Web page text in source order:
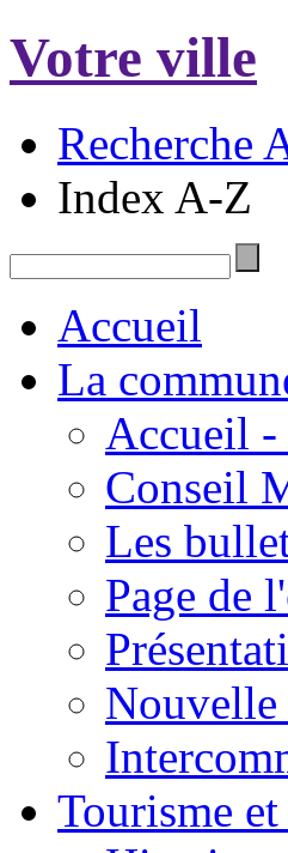
Votre ville
Recherche
Index A-Z
Accueil
La
Accueil -
Conseil
Les
Page de
Nouvelle
Tourisme